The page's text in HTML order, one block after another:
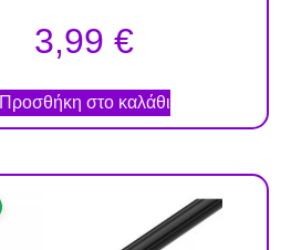
3,99€
Προσθήκη στο καλάθι